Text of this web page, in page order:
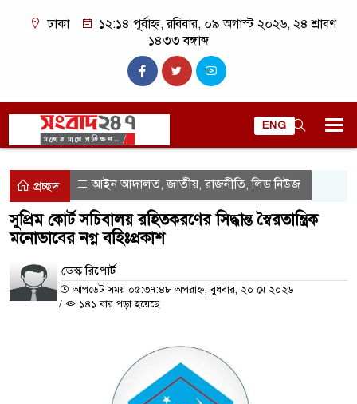
ঢাকা
১২:১৪ পূর্বাহ্ন, রবিবার, ০৯ অগাস্ট ২০২৬, ২৪ শ্রাবণ
১৪৩৩ বঙ্গাব্দ
ENG
প্রচ্ছদ আইন আদালত,জাতীয়,রাজনীতি,লিড নিউজ
সুপ্রিম কোর্ট সচিবালয় রহিতকরণের সিদ্ধান্ত স্বৈরতান্ত্রিক
মনোভাবের নগ্ন বহিঃপ্রকাশ
ডেস্ক রিপোর্ট
আপডেট সময় ০৫:৩৭:৪৮ অপরাহ্ন, বুধবার, ২০ মে ২০২৬
/
১৪১ বার পড়া হয়েছে